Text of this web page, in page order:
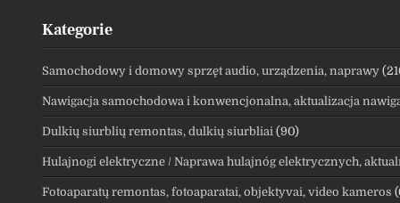
Kategorie
Samochodowy i domowy sprzęt audio, urządzenia, naprawy
Nawigacja samochodowa i konwencjonalna, aktualizacja
Dulkių siurblių remontas, dulkių siurbliai (90)
Hulajnogi elektryczne / Naprawa hulajnóg elektrycznych,
Fotoaparatų remontas, fotoaparatai, objektyvai, video kameros